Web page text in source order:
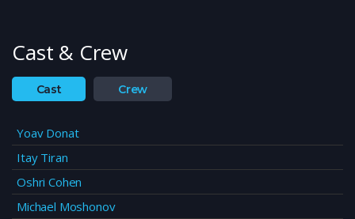
Cast & Crew
Cast Crew
Yoav Donat
Itay Tiran
Oshri Cohen
Michael Moshonov